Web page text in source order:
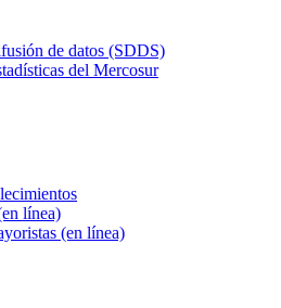
de datos (SDDS)
del Mercosur
línea)
(en línea)